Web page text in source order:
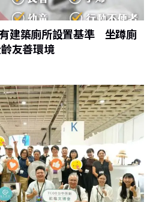
建築廁所設置基準 坐蹲廁
友善環境